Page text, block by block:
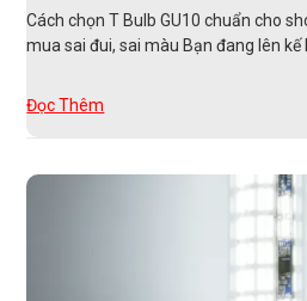
Cách chọn T Bulb GU10 chuẩn cho
mua sai đui, sai màu Bạn đang lên kế
Đọc Thêm